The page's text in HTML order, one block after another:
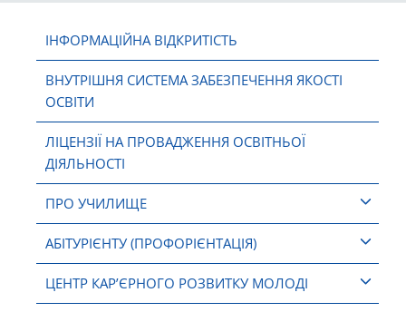
ІНФОРМАЦІЙНА ВІДКРИТІСТЬ
ВНУТРІШНЯ СИСТЕМА ЗАБЕЗПЕЧЕННЯ ЯКОСТІ
ОСВІТИ
ЛІЦЕНЗІЇ НА ПРОВАДЖЕННЯ ОСВІТНЬОЇ
ДІЯЛЬНОСТІ
ПРО УЧИЛИЩЕ
АБІТУРІЄНТУ (ПРОФОРІЄНТАЦІЯ)
ЦЕНТР КАР’ЄРНОГО РОЗВИТКУ МОЛОДІ